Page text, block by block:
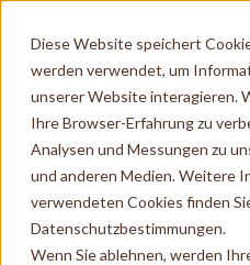
Diese Website speichert
werden verwendet, um
unserer Website interagieren.
Ihre Browser-Erfahrung zu
Analysen und Messungen zu
und anderen Medien. Weitere
verwendeten Cookies finden
Datenschutzbestimmungen.
Wenn Sie ablehnen, werden